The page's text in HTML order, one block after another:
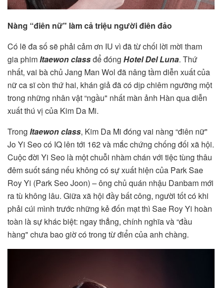
Nàng “điên nữ" làm cả triệu người điên đảo
Có lẽ đa số sẽ phải cảm ơn IU vì đã từ chối lời mời tham
gia phimItaewon classđể đóng Hotel Del Luna. Thứ
nhất, vai bà chủ Jang Man Wol đã nâng tầm diễn xuất của
nữ ca sĩ còn thứ hai, khán giả đã có dịp chiêm ngưỡng một
trong những nhân vật “ngầu" nhất màn ảnh Hàn qua diễn
xuất thú vị của Kim Da Mi.
Trong Itaewon class, Kim Da Mi đóng vai nàng “điên nữ"
Jo Yi Seo có IQ lên tới 162 và mắc chứng chống đối xã hội.
Cuộc đời Yi Seo là một chuỗi nhàm chán với tiệc tùng thâu
đêm suốt sáng nếu không có sự xuất hiện của Park Sae
Roy Yi (Park Seo Joon) – ông chủ quán nhậu Danbam mới
ra tù không lâu. Giữa xã hội đầy bất công, người tốt có khi
phải cúi mình trước những kẻ đốn mạt thì Sae Roy Yi hoàn
toàn là sự khác biệt: ngay thẳng, chính nghĩa và “đầu
hàng" chưa bao giờ có trong từ điển của anh chàng.